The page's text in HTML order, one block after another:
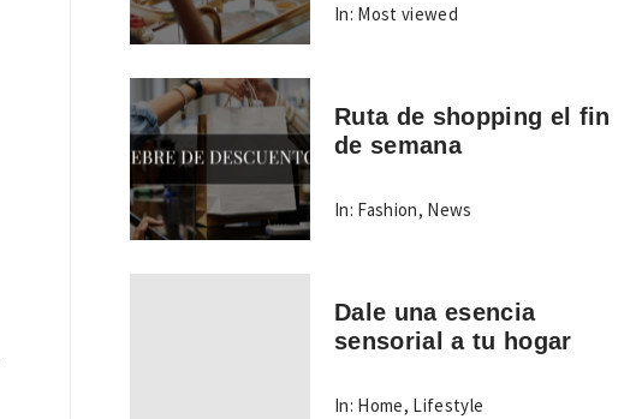
In: Most viewed
Ruta de shopping el fin
de semana
In: Fashion, News
Dale una esencia
sensorial a tu hogar
In: Home, Lifestyle